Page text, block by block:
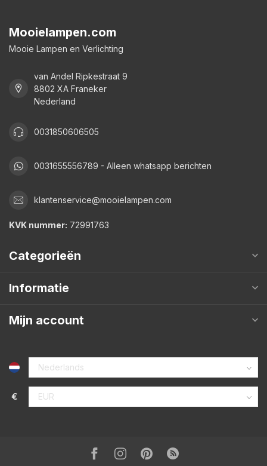
Mooielampen.com
Mooie Lampen en Verlichting
van Andel Ripkestraat 9
8802 XA Franeker
Nederland
0031850606505
0031655556789 - Alleen whatsapp berichten
klantenservice@mooielampen.com
KVK nummer: 72991763
Categorieën
Informatie
Mijn account
€